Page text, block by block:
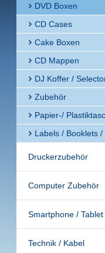
DVD Boxen
CD Cases
Cake Boxen
CD Mappen
DJ Koffer /
Zubehör
Papier-/
Labels / Booklets /
Druckerzubehör
Computer Zubehör
Smartphone /
Technik / Kabel